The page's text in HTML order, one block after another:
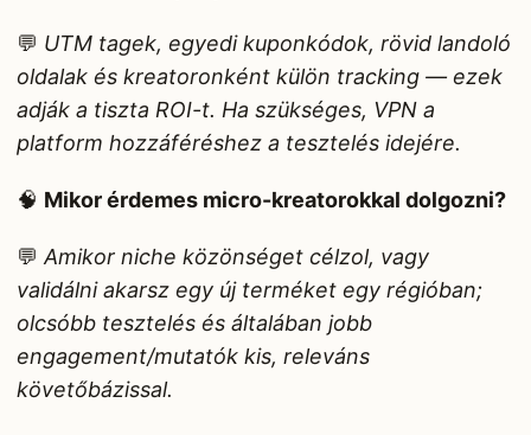
💬 UTM tagek, egyedi kuponkódok, rövid landoló
oldalak és kreatoronként külön tracking — ezek
adják a tiszta ROI-t. Ha szükséges, VPN a
platform hozzáféréshez a tesztelés idejére.
🧠 Mikor érdemes micro-kreatorokkal dolgozni?
💬 Amikor niche közönséget célzol, vagy
validálni akarsz egy új terméket egy régióban;
olcsóbb tesztelés és általában jobb
engagement/mutatók kis, releváns
követőbázissal.